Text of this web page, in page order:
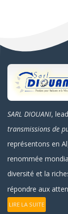
SARL DIOUANI,
transmissions de
représentons en
renommée
diversité et la
répondre aux
LIRE LA SUITE